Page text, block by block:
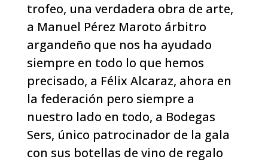
trofeo, una verdadera obra de arte,
a Manuel Pérez Maroto árbitro
argandeño que nos ha ayudado
siempre en todo lo que hemos
precisado, a Félix Alcaraz, ahora en
la federación pero siempre a
nuestro lado en todo, a Bodegas
Sers, único patrocinador de la gala
con sus botellas de vino de regalo